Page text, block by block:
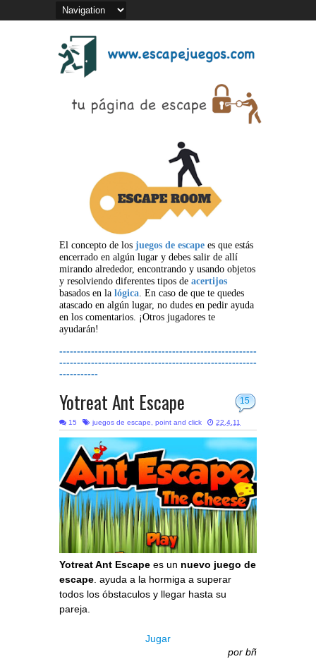
El concepto de los juegos de escape es que estás
encerrado en algún lugar y debes salir de allí
mirando alrededor, encontrando y usando objetos
y resolviendo diferentes tipos de acertijos
basados en la lógica. En caso de que te quedes
atascado en algún lugar, no dudes en pedir ayuda
en los comentarios. ¡Otros jugadores te
ayudarán!
--------------------------------------------------------
--------------------------------------------------------
-----------
15
Yotreat Ant Escape
15 juegos de escape, point and click 22.4.11
Yotreat Ant Escape es un nuevo juego de
escape . ayuda a la hormiga a superar
todos los óbstaculos y llegar hasta su
pareja.
Jugar
por bñ